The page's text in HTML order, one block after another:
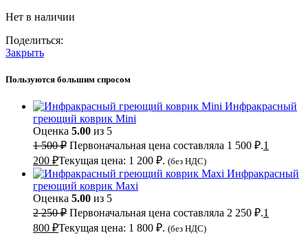
Нет в наличии
Поделиться:
Закрыть
Пользуются большим спросом
Инфракрасный
греющий коврик Mini
Оценка 5.00 из 5
1 500₽ Первоначальная цена составляла 1 500 ₽.1
200 ₽Текущая цена: 1 200 ₽. (без НДС)
Инфракрасный
греющий коврик Maxi
Оценка 5.00 из 5
2 250₽ Первоначальная цена составляла 2 250 ₽.1
800 ₽Текущая цена: 1 800 ₽. (без НДС)